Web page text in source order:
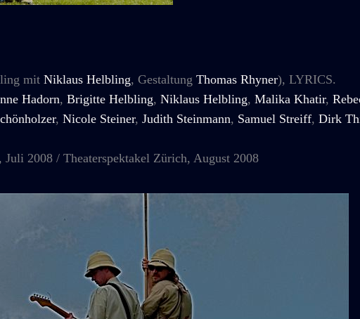
mitNiklaus Helbling, GestaltungThomas Rhyner), LYRICS.
Hadorn,Brigitte Helbling,Niklaus Helbling,Malika Khatir,
,Nicole Steiner,Judith Steinmann, Samuel Streiff,Dirk
2008 / Theaterspektakel Zürich, August 2008